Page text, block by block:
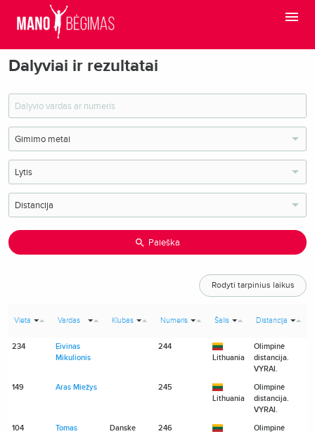
Dalyviai ir rezultatai
Paieška
Rodyti tarpinius laikus
Vieta Vardas Klubas Numeris Šalis Distancija
234
Eivinas
Mikulionis
244
Lithuania
Olimpinė
distancija.
VYRAI.
149 Aras Miežys
245
Lithuania
Olimpinė
distancija.
VYRAI.
104
Tomas
Danske
246
Olimpinė